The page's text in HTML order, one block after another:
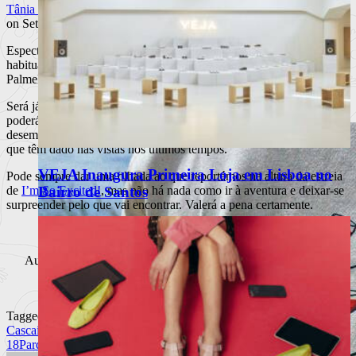
VEJA Inaugura Primeira Loja em Lisboa no
Bairro de Santos
Tânia Venâncio
on Setembro 19, 2021 at 7:33 pm
Espectáculo integrado no Mural 18, ocupa desta vez o espaço
habitualmente ocupado pela companhia Palco 13, no Parque
Palmela em Cascais.
Será já esta sexta e sábado (10 e 11 de Setembro), às 21h30, que
poderá assistir e tirar as suas próprias conclusões a propósito dos
desempenhos de Mário Coelho e Rita Rocha e Silva, dois jovens
que têm dado nas vistas nos últimos tempos.
Pode sempre dar uma olhada ao que reportámos na altura da estreia
de I’m So Excited!, mas não há nada como ir à aventura e deixar-se
surpreender pelo que vai encontrar. Valerá a pena certamente.
texto e criação:Mário Coelho
Mário Coelho e Rita Rocha e Silva
Auditório Fernando Lopes Graça – Parque Palmela (Cascais)
10 e 11 de Setembro (sexta e sábado) às 21h30
bilhetes à venda em
bol.pt
Tagged
Cascais
Fernando Lopes I'm so excited! Mário Coelho
Mural
18Parque PalmelaRita Rocha SilvaTeatro